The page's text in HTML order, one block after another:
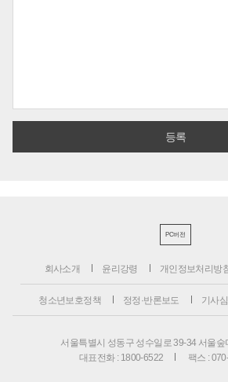
PC버전
회사소개 윤리강령 개인정보처리방
청소년보호정책 정정·반론보도 기사
서울특별시 성동구 성수일로 39-34 서울
대표전화 : 1800-6522
팩스 :